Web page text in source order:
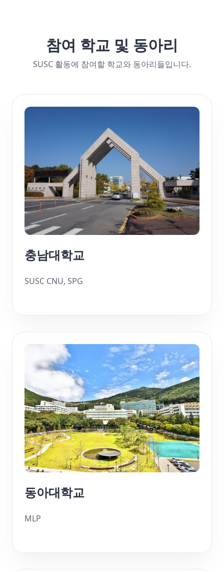
참여 학교 및 동아리
SUSC 활동에 참여할 학교와 동아리들입니다.
충남대학교
SUSC CNU, SPG
동아대학교
MLP